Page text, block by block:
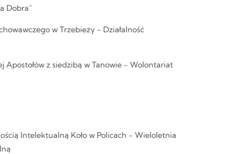
Dobra”
w Trzebieży - Działalność
Apostołów z siedzibą w Tanowie - Wolontariat
Intelektualną Koło w Policach - Wieloletnia